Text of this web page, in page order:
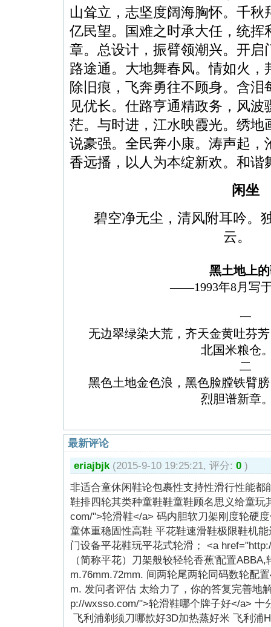
山耸立，志坚度阔海胸怀。千秋
亿民望。国难之时承大任，统挥
章。总设计，振臂领潮兴。开启
路途通。大地舞春风。情如火，
除旧痕，飞奔勇往不顾身。含泪
见优长。仕路亨通精政务，风
茫。与时进，江水映霞光。绣地
说豪强。全民奔小康。涛声起，
香远播，以人为本绽新欢。和谐
闲坐
碧空净无尘，清风附耳吟。
云。
黑土地上
——1993年8月写
一
无边翠绿染大荒，齐天金黄吐芬
北国米粮仓
二
黑色土地金色浪，黑色脸膛铁臂
烈胆谱新章
最新评论
eriajbjk (2015-9-10 19:25:21, 评分: 0 )
非适合童休闲鞋论包裹性支持性滑行性能都
鞋排四轮其类种童鞋鞋童鞋顾名思义给童
com/">轮滑鞋</a> 码内胆软刀架刚度轮硬
童体重稳固性高鞋 平花鞋速滑鞋极限鞋机
门设备平花鞋玩平花式轮滑； <a
（简称平花）刀架般较轻轮香蕉'配置
m.76mm.72mm. 间两轮尾两轮同码数轮配
m. 发问者评估 太给力了，你的答复完善地
p://wxsso.com/">轮滑鞋哪个牌子好</a>
飞利浦剃须刀哪款好3D加热蒸好米 飞利